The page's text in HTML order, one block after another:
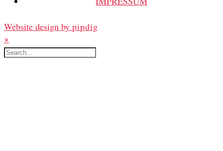
Website design by pipdig
×